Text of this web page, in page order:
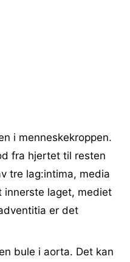
i menneskekroppen.
fra hjertet til resten
tre lag:intima, media
innerste laget, mediet
er det
bule i aorta. Det kan